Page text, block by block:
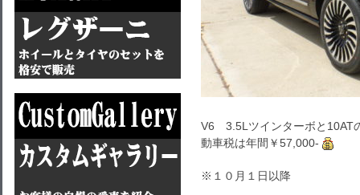
V6 3.5Lツインターボと10AT
動車税は年間￥57,000-
※１０月１日以降